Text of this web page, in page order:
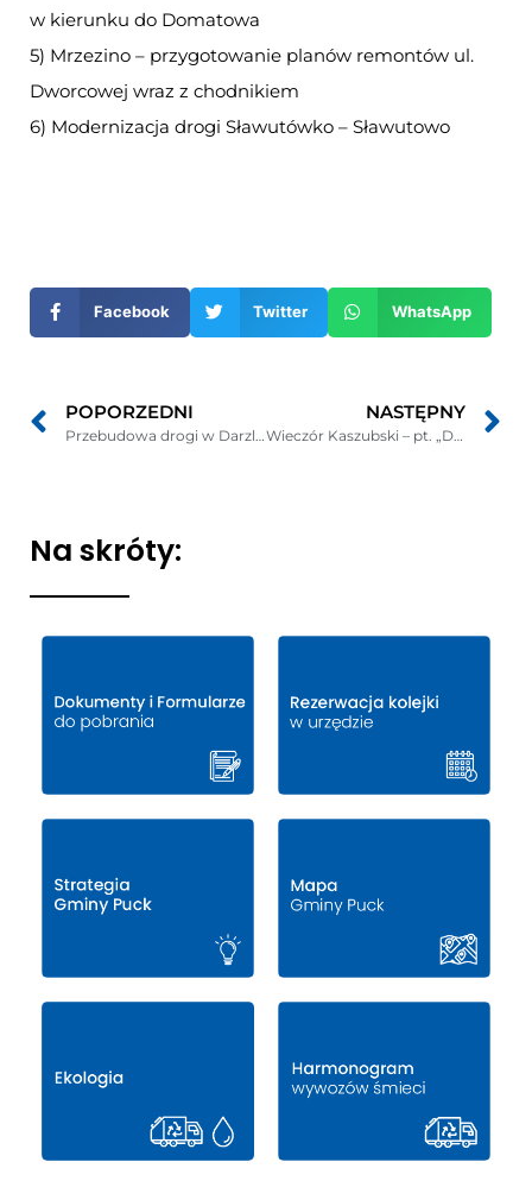
w kierunku do Domatowa
5) Mrzezino – przygotowanie planów remontów ul.
Dworcowej wraz z chodnikiem
6) Modernizacja drogi Sławutówko – Sławutowo
nowym
oknie
Facebook Twitter WhatsApp
POPORZEDNI
Przebudowa drogi w Darzlubiu
NASTĘPNY
Wieczór Kaszubski – pt. „Diabelskie ziele” w Starzynie
Na skróty: